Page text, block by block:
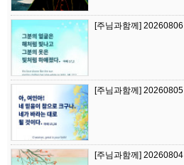
[주님과함께] 20260806
[주님과함께] 20260805
[주님과함께] 20260804